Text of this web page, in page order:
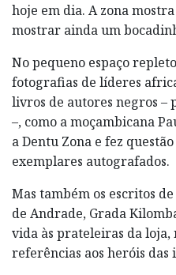
hoje em dia. A zona
mostrar ainda um
No pequeno espaço
fotografias de líderes
livros de autores negros
–, como a moçambicana
a Dentu Zona e fez
exemplares autografados.
Mas também os escritos
de Andrade, Grada
vida às prateleiras da loja,
referências aos heróis